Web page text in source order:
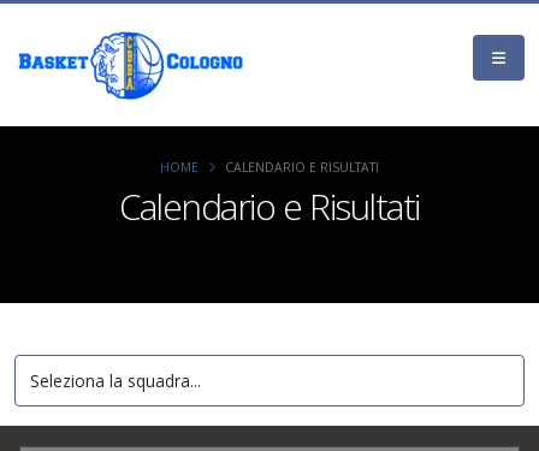
Calendario e Risultati
HOME CALENDARIO E RISULTATI